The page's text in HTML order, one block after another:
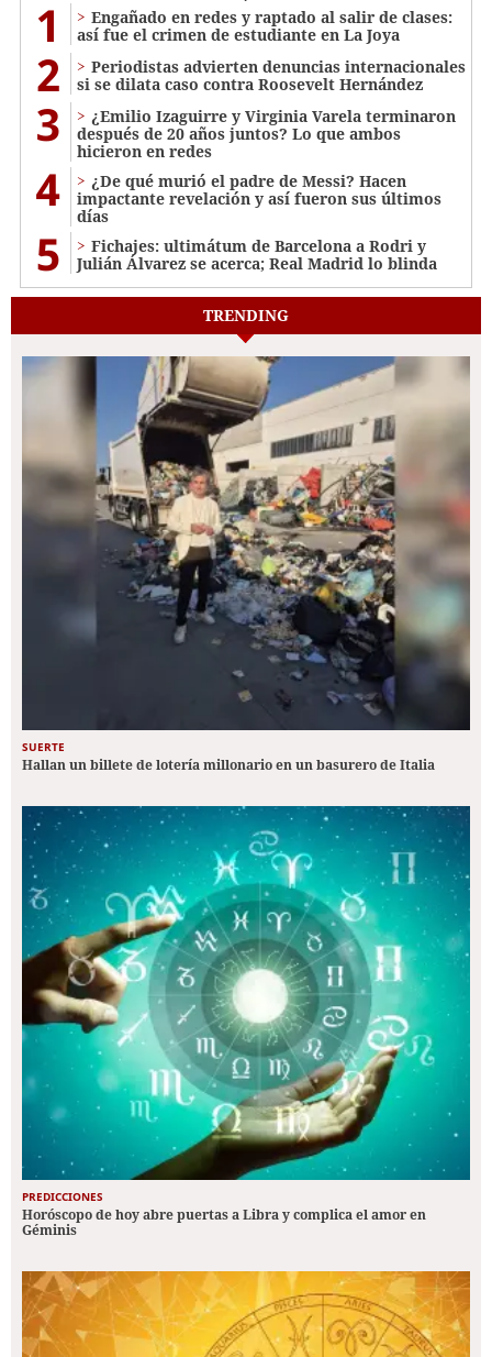
1
Engañado en redes y raptado al salir de clases:
así fue el crimen de estudiante en La Joya
2
Periodistas advierten denuncias internacionales
si se dilata caso contra Roosevelt Hernández
3
¿Emilio Izaguirre y Virginia Varela terminaron
después de 20 años juntos? Lo que ambos
hicieron en redes
4
¿De qué murió el padre de Messi? Hacen
impactante revelación y así fueron sus últimos
días
5
Fichajes: ultimátum de Barcelona a Rodri y
Julián Álvarez se acerca; Real Madrid lo blinda
TRENDING
SUERTE
Hallan un billete de lotería millonario en un basurero de Italia
PREDICCIONES
Horóscopo de hoy abre puertas a Libra y complica el amor en
Géminis